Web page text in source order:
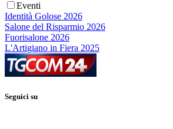
Eventi
Identità Golose 2026
Salone del Risparmio 2026
Fuorisalone 2026
L'Artigiano in Fiera 2025
Seguici su